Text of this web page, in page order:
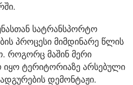
სატრანსპორტო
პროცესი მიმდინარე წლის
როგორც მაშინ მერი
იყო ტერიტორიაზე არსებული
დემონტაჟი.